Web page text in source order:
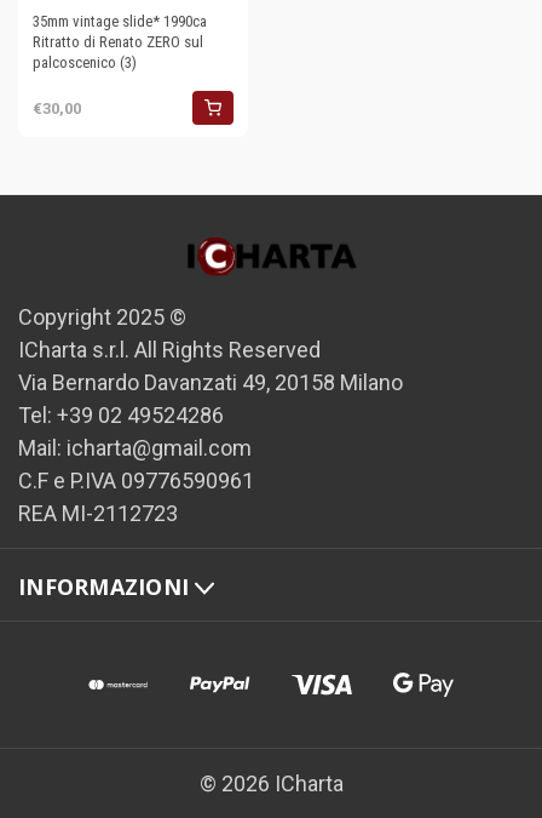
35mm vintage slide* 1990ca
Ritratto di Renato ZERO sul
palcoscenico (3)
€30,00
Copyright 2025 ©
ICharta s.r.l. All Rights Reserved
Via Bernardo Davanzati 49, 20158 Milano
Tel: +39 02 49524286
Mail: icharta@gmail.com
C.F e P.IVA 09776590961
REA MI-2112723
INFORMAZIONI
© 2026 ICharta